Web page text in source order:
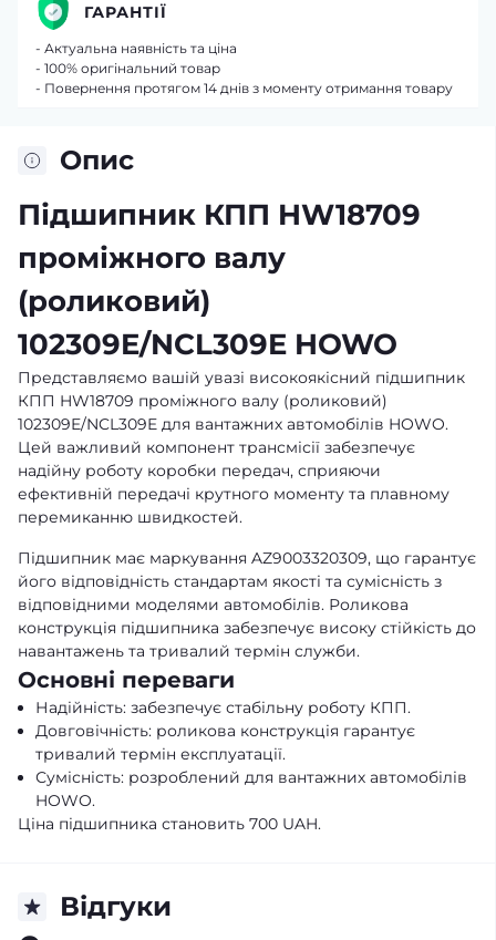
Опис
Підшипник КПП HW18709
проміжного валу
(роликовий)
102309E/NCL309E HOWO
Представляємо вашій увазі високоякісний підшипник
КПП HW18709 проміжного валу (роликовий)
102309E/NCL309E для вантажних автомобілів HOWO.
Цей важливий компонент трансмісії забезпечує
надійну роботу коробки передач, сприяючи
ефективній передачі крутного моменту та плавному
перемиканню швидкостей.
Підшипник має маркування AZ9003320309, що гарантує
його відповідність стандартам якості та сумісність з
відповідними моделями автомобілів. Роликова
конструкція підшипника забезпечує високу стійкість до
навантажень та тривалий термін служби.
Основні переваги
Надійність: забезпечує стабільну роботу КПП.
Довговічність: роликова конструкція гарантує
тривалий термін експлуатації.
Сумісність: розроблений для вантажних автомобілів
HOWO.
Ціна підшипника становить 700 UAH.
Відгуки
ГАРАНТІЇ
- Актуальна наявність та ціна
- 100% оригінальний товар
- Повернення протягом 14 днів з моменту отримання товару